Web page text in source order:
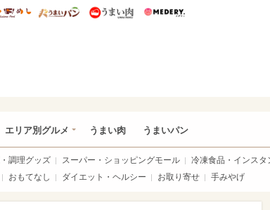
ィズニー特集
うまいめし うまいパン うまい肉
エリア別グルメ うまい肉 うまいパン
調理グッズ スーパー・ショッピングモール 冷凍食品・インスタ
おもてなし ダイエット・ヘルシー お取り寄せ 手みやげ